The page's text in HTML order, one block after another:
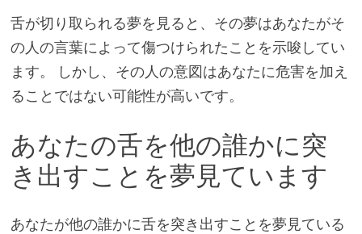
舌が切り取られる夢を見ると、その夢はあなたがそ
の人の言葉によって傷つけられたことを示唆してい
ます。 しかし、その人の意図はあなたに危害を加え
ることではない可能性が高いです。
あなたの舌を他の誰かに突
き出すことを夢見ています
あなたが他の誰かに舌を突き出すことを夢見ている